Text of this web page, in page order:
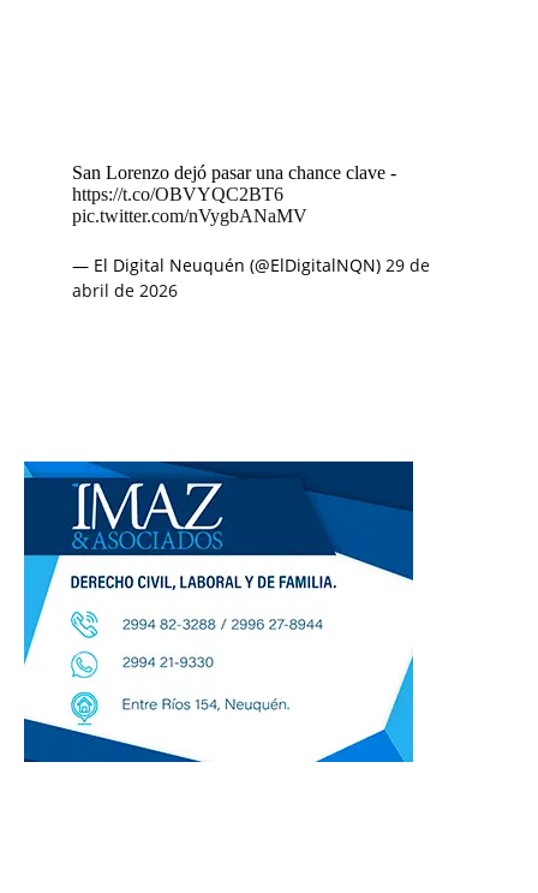
San Lorenzo dejó pasar una chance clave -
https://t.co/OBVYQC2BT6
pic.twitter.com/nVygbANaMV
— El Digital Neuquén (@ElDigitalNQN) 29 de
abril de 2026